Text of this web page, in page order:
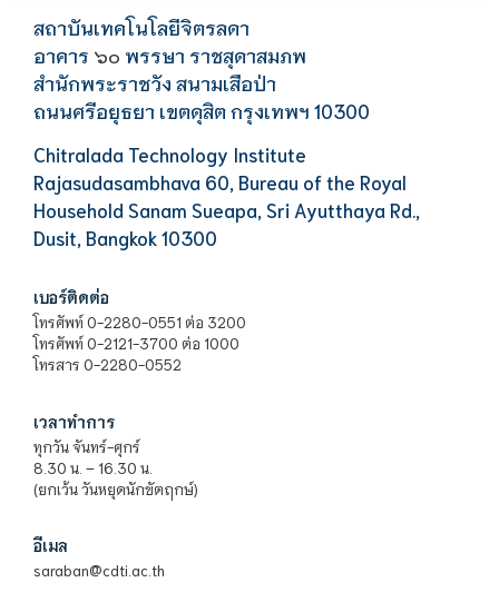
สถาบันเทคโนโลยีจิตรลดา
อาคาร ๖๐ พรรษา ราชสุดาสมภพ
สำนักพระราชวัง สนามเสือป่า
ถนนศรีอยุธยา เขตดุสิต กรุงเทพฯ 10300
Chitralada Technology Institute
Rajasudasambhava 60, Bureau of the Royal
Household Sanam Sueapa, Sri Ayutthaya Rd.,
Dusit, Bangkok 10300
เบอร์ติดต่อ
โทรศัพท์ 0-2280-0551 ต่อ 3200
โทรศัพท์ 0-2121-3700 ต่อ 1000
โทรสาร 0-2280-0552
เวลาทำการ
ทุกวัน จันทร์-ศุกร์
8.30 น. – 16.30 น.
(ยกเว้น วันหยุดนักขัตฤกษ์)
อีเมล
saraban@cdti.ac.th